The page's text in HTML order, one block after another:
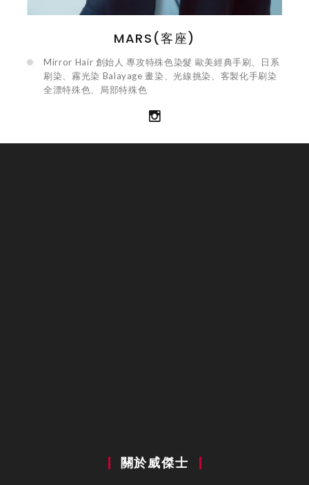
MARS(客座)
Mirror Hair 創始人 專攻特殊色染髮 歐美經典手刷、日系
刷染、霧光染 Balayage 畫染、光線挑染、客製化手刷染
全漂特殊色、局部特殊色
關於威傑士